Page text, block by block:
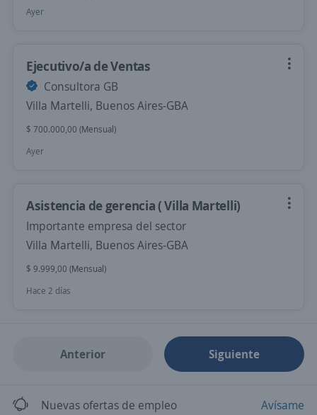
Ayer
Ejecutivo/a de Ventas
Consultora GB
Villa Martelli, Buenos Aires-GBA
$ 700.000,00 (Mensual)
Ayer
Asistencia de gerencia ( Villa Martelli)
Importante empresa del sector
Villa Martelli, Buenos Aires-GBA
$ 9.999,00 (Mensual)
Hace 2 días
Anterior Siguiente
Nuevas ofertas de empleo Avísame